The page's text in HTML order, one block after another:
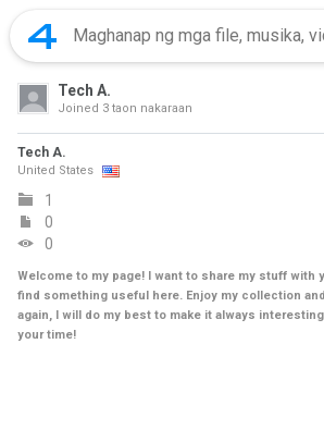
Tech A.
Joined 3 taon nakaraan
Tech A.
United States
1
0
0
Welcome to my page! I want to share my stuff with
find something useful here. Enjoy my collection
again, I will do my best to make it always
your time!